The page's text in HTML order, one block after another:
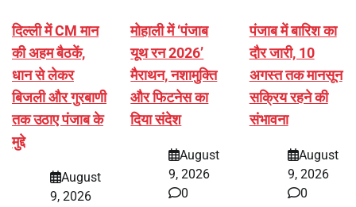
दिल्ली में CM मान
की अहम बैठकें,
धान से लेकर
बिजली और गुरबाणी
तक उठाए पंजाब के
मुद्दे
August
9, 2026
मोहाली में ‘पंजाब
यूथ रन 2026’
मैराथन, नशामुक्ति
और फिटनेस का
दिया संदेश
August
9, 2026
0
पंजाब में बारिश का
दौर जारी, 10
अगस्त तक मानसून
सक्रिय रहने की
संभावना
August
9, 2026
0